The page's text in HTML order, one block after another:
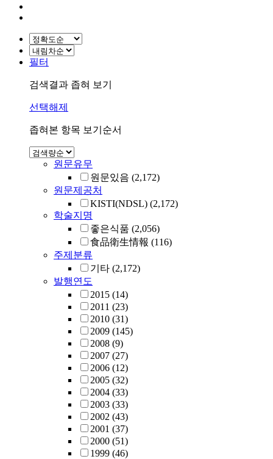
필터
검색결과 좁혀 보기
선택해제
좁혀본 항목 보기순서
원문유무
원문있음 (2,172)
원문제공처
KISTI(NDSL) (2,172)
학술지명
좋은식품 (2,056)
食品衛生情報 (116)
주제분류
기타 (2,172)
발행연도
2015 (14)
2011 (23)
2010 (31)
2009 (145)
2008 (9)
2007 (27)
2006 (12)
2005 (32)
2004 (33)
2003 (33)
2002 (43)
2001 (37)
2000 (51)
1999 (46)